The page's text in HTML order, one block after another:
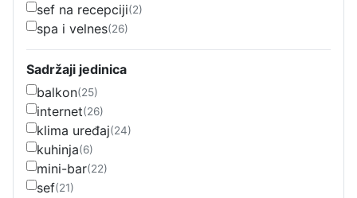
sef na recepciji(2)
spa i velnes(26)
Sadržaji jedinica
balkon(25)
internet(26)
klima uređaj(24)
kuhinja(6)
mini-bar(22)
sef(21)